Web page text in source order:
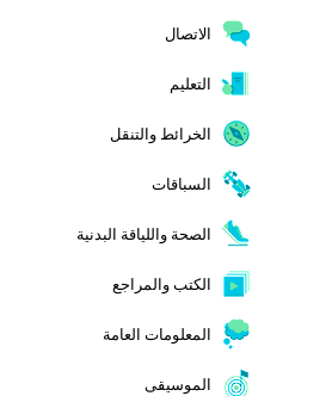
الاتصال
التعليم
الخرائط والتنقل
السباقات
الصحة واللياقة البدنية
الكتب والمراجع
المعلومات العامة
الموسيقى